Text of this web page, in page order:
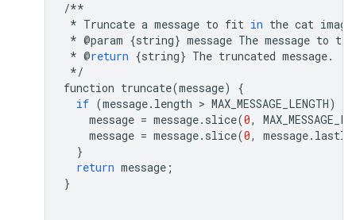
/**
* Truncate a message to fit in the cat image
* @param {string} message The message to
* @return {string} The truncated message.
*/
function truncate(message)
{
if (message. length > MAX_MESSAGE_LENGTH)
message = message. slice(0,
message = message. slice(0, message.
}
return message ;
}